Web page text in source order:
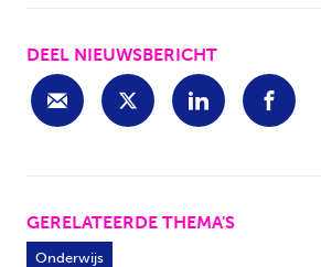
DEEL NIEUWSBERICHT
GERELATEERDE THEMA'S
Onderwijs